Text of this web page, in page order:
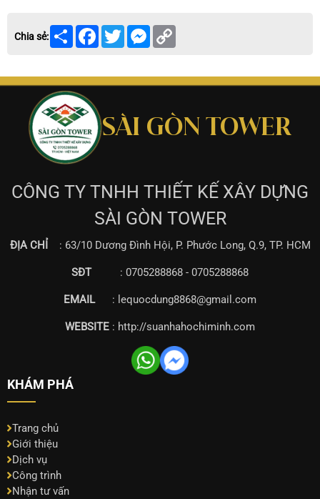
Chia sẻ: Share Facebook
TwitterMessenger
SÀI GÒN TOWER
CÔNG TY TNHH THIẾT KẾ XÂY DỰNG
SÀI GÒN TOWER
ĐỊA CHỈ : 63/10 Dương Đình Hội, P. Phước Long, Q.9, TP. HCM
SĐT: 0705288868 - 0705288868
EMAIL: lequocdung8868@gmail.com
WEBSITE : http://suanhahochiminh.com
KHÁM PHÁ
Trang chủ
Giới thiệu
Dịch vụ
Công trình
Nhận tư vấn